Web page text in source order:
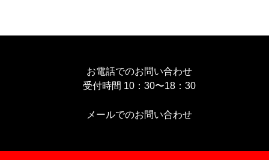
お電話でのお問い合わせ
受付時間 10：30〜18：30
メールでのお問い合わせ